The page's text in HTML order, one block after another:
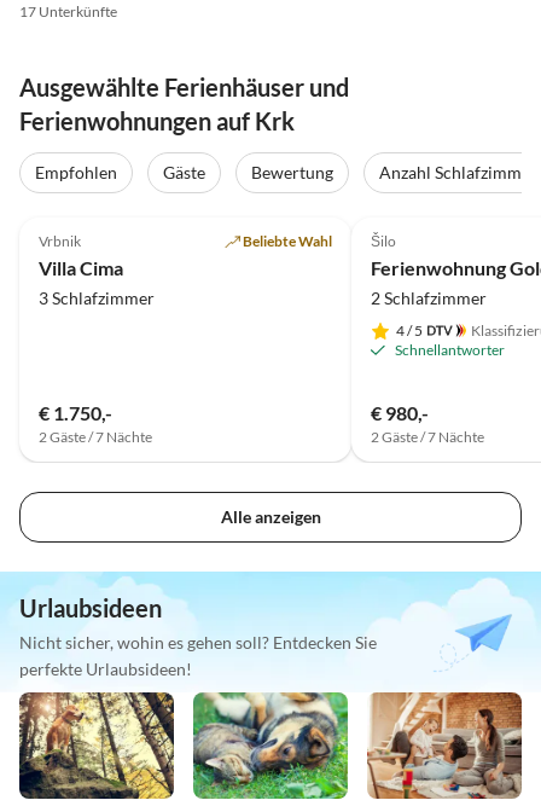
17 Unterkünfte
Ausgewählte Ferienhäuser und
Ferienwohnungen auf Krk
Empfohlen Gäste Bewertung Anzahl Schlafzimmer
Vrbnik Beliebte Wahl
Villa Cima
3 Schlafzimmer
€ 1.750,-
2 Gäste / 7 Nächte
Šilo
2 Schlafzimmer
4/ 5
Schnellantworter
€ 980,-
2 Gäste / 7 Nächte
Alle anzeigen
Urlaubsideen
Nicht sicher, wohin es gehen soll? Entdecken Sie
perfekte Urlaubsideen!